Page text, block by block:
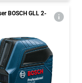
BOSCH GLL 2-